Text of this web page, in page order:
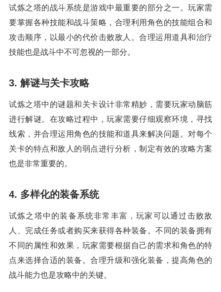
试炼之塔的战斗系统是游戏中最重要的部分之一。玩家需
要掌握各种技能和战斗策略，合理利用角色的技能组合和
攻击顺序，以最小的代价击败敌人。合理运用道具和治疗
技能也是战斗中不可忽视的一部分。
3. 解谜与关卡攻略
试炼之塔中的谜题和关卡设计非常精妙，需要玩家动脑筋
进行解谜。在攻略过程中，玩家需要仔细观察环境，寻找
线索，并合理运用角色的技能和道具来解决问题。对每个
关卡的特点和敌人的弱点进行分析，制定有效的攻略方案
也是非常重要的。
4. 多样化的装备系统
试炼之塔中的装备系统非常丰富，玩家可以通过击败敌
人、完成任务或者购买来获得各种装备。不同的装备拥有
不同的属性和效果，玩家需要根据自己的需求和角色的特
点来选择合适的装备。合理升级和强化装备，提高角色的
战斗能力也是攻略中的关键。